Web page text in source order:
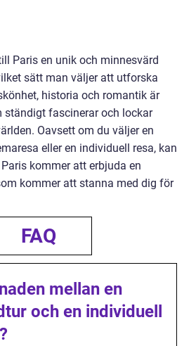
Paris en unik och minnesvärd
sätt man väljer att utforska
historia och romantik är
ständigt fascinerar och lockar
Oavsett om du väljer en
eller en individuell resa, kan
kommer att erbjuda en
kommer att stanna med dig för
FAQ
mellan en
och en individuell